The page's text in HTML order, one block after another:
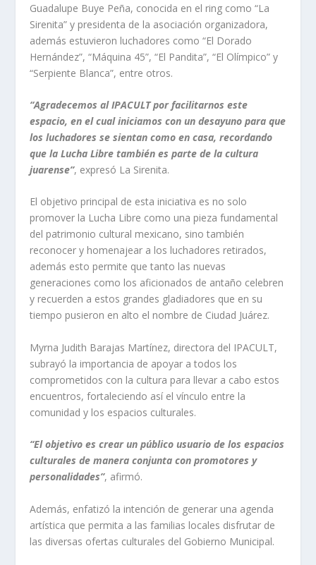
Guadalupe Buye Peña, conocida en el ring como “La
Sirenita” y presidenta de la asociación organizadora,
además estuvieron luchadores como “El Dorado
Hernández”, “Máquina 45”, “El Pandita”, “El Olímpico” y
“Serpiente Blanca”, entre otros.
“Agradecemos al IPACULT por facilitarnos este
espacio, en el cual iniciamos con un desayuno para que
los luchadores se sientan como en casa, recordando
que la Lucha Libre también es parte de la cultura
juarense”, expresó La Sirenita.
El objetivo principal de esta iniciativa es no solo
promover la Lucha Libre como una pieza fundamental
del patrimonio cultural mexicano, sino también
reconocer y homenajear a los luchadores retirados,
además esto permite que tanto las nuevas
generaciones como los aficionados de antaño celebren
y recuerden a estos grandes gladiadores que en su
tiempo pusieron en alto el nombre de Ciudad Juárez.
Myrna Judith Barajas Martínez, directora del IPACULT,
subrayó la importancia de apoyar a todos los
comprometidos con la cultura para llevar a cabo estos
encuentros, fortaleciendo así el vínculo entre la
comunidad y los espacios culturales.
“El objetivo es crear un público usuario de los espacios
culturales de manera conjunta con promotores y
personalidades”, afirmó.
Además, enfatizó la intención de generar una agenda
artística que permita a las familias locales disfrutar de
las diversas ofertas culturales del Gobierno Municipal.